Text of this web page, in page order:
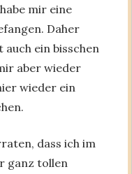
mir eine
Daher
ein bisschen
aber wieder
wieder ein
dass ich im
ganz tollen